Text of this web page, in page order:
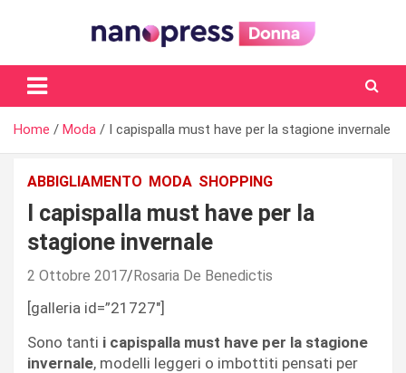
Il magazine femminile di Nanopress.it
Home Moda I capispalla must have per la stagione invernale
ABBIGLIAMENTO MODA SHOPPING
I capispalla must have per la
stagione invernale
2 Ottobre 2017 Rosaria De Benedictis
[galleria id=”21727″]
Sono tanti i capispalla must have per la stagione
invernale, modelli leggeri o imbottiti pensati per